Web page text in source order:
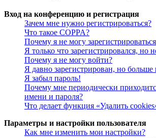
Вход на конференцию и регистрация
Зачем мне нужно регистрироваться?
Что такое COPPA?
Почему я не могу
Я только что зарегистрировался, но
Почему я не могу войти?
Я давно зарегистрирован, но
Я забыл пароль!
Почему мне периодически
имени и пароля?
Что делает функция «Удалить
Параметры и настройки пользователя
Как мне изменить мои настройки?